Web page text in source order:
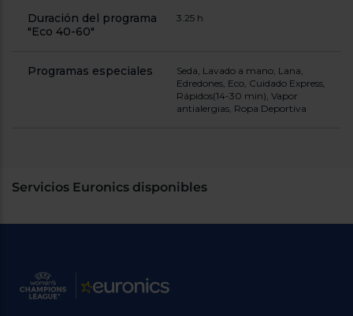
Duración del programa
"Eco 40-60"
3.25 h
Programas especiales
Seda, Lavado a mano, Lana,
Edredones, Eco, Cuidado Express,
Rápidos(14-30 min), Vapor
antialergias, Ropa Deportiva
Servicios Euronics disponibles